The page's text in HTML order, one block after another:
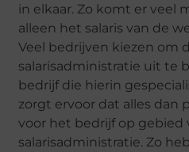
in elkaar. Zo komt er veel
alleen het salaris van de
Veel bedrijven kiezen om
salarisadministratie uit te
bedrijf die hierin
zorgt ervoor dat alles dan
voor het bedrijf op gebied
salarisadministratie. Zo